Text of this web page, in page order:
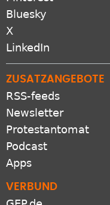
Pinterest
Bluesky
X
ZUSATZANGEBOTE
RSS-feeds
Newsletter
Protestantomat
Podcast
VERBUND